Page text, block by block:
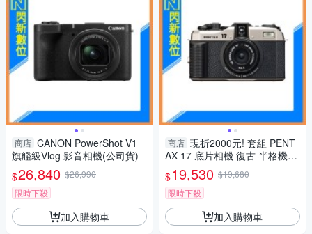
商店 CANON PowerShot V1
旗艦級Vlog 影音相機(公司貨)
$26,840 $26,990
限時下殺
加入購物車
商店 現折2000元! 套組 PENT
AX 17 底片相機 復古 半格機
(公司貨)
$19,530 $19,680
限時下殺
加入購物車